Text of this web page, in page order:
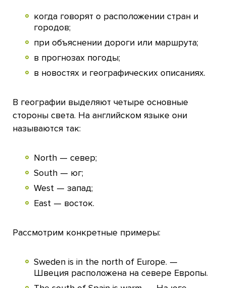
когда говорят о расположении стран и
городов;
при объяснении дороги или маршрута;
в прогнозах погоды;
в новостях и географических описаниях.
В географии выделяют четыре основные
стороны света. На английском языке они
называются так:
North — север;
South — юг;
West — запад;
East — восток.
Рассмотрим конкретные примеры:
Sweden is in the north of Europe. —
Швеция расположена на севере Европы.